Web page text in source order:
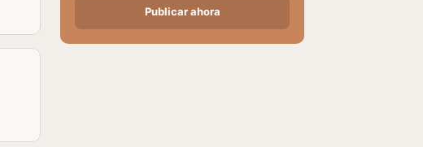
Publicar ahora